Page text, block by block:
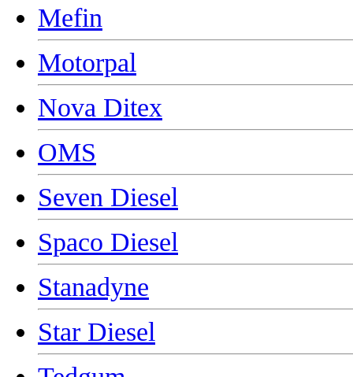
Mefin
Motorpal
Nova Ditex
OMS
Seven Diesel
Spaco Diesel
Stanadyne
Star Diesel